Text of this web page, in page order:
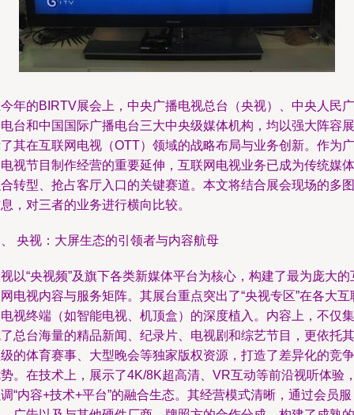
年的BIRTV展会上，中央广播电视总台（央视）、中央人民广
台和中国国际广播电台三大中央级媒体机构，均以强大阵容展
其在互联网电视（OTT）领域的战略布局与业务创新。作为广
视节目制作经营的重要延伸，互联网电视业务已成为传统媒体
转型、抢占客厅入口的关键赛道。本文将结合展会现场的多图
，对三者的业务进行横向比较。
央视：大屏生态的引领者与内容航母
以“央视频”及旗下各类新媒体平台为核心，构建了最为庞大的
电视内容与服务矩阵。其展台重点突出了“央视专区”在各大互
视终端（如智能电视、机顶盒）的深度植入。内容上，不仅集
总台海量的精品新闻、纪录片、电视剧和综艺节目，更依托其
的体育赛事、大型晚会等独家版权资源，打造了差异化的竞争
。在技术上，展示了4K/8K超高清、VR互动等前沿视听体验
“内容+技术+平台”的融合生态。其经营模式清晰，通过会员服